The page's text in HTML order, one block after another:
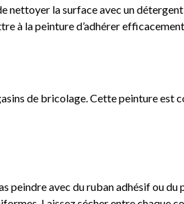
nettoyer la surface avec un
à la peinture d’adhérer
de bricolage. Cette peinture est
peindre avec du ruban adhésif ou